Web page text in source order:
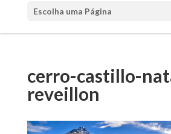
Escolha uma Página
cerro-castillo-
reveillon